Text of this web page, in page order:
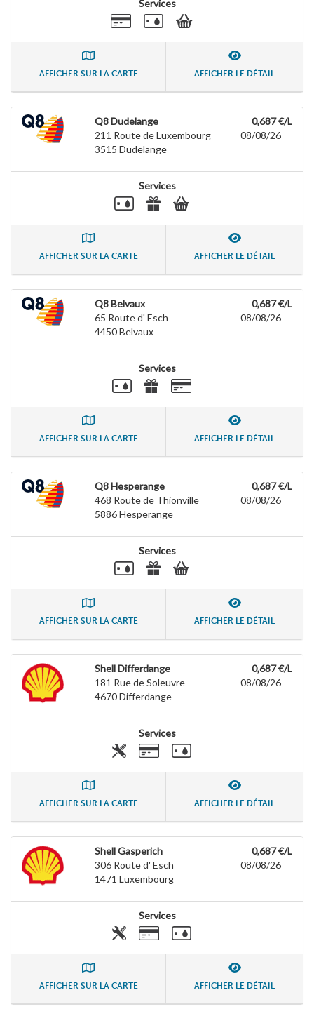
Services
AFFICHER SUR LA CARTE AFFICHER LE DÉTAIL
Q8 Dudelange
211 Route de Luxembourg
3515 Dudelange
0,687 €/L
08/08/26
Services
AFFICHER SUR LA CARTE AFFICHER LE DÉTAIL
Q8 Belvaux
65 Route d' Esch
4450Belvaux
0,687 €/L
08/08/26
Services
AFFICHER SUR LA CARTE AFFICHER LE DÉTAIL
Q8 Hesperange
468 Route de Thionville
5886Hesperange
0,687 €/L
08/08/26
Services
AFFICHER SUR LA CARTE AFFICHER LE DÉTAIL
Shell Differdange
181 Rue de Soleuvre
4670Differdange
0,687 €/L
08/08/26
Services
AFFICHER SUR LA CARTE AFFICHER LE DÉTAIL
Shell Gasperich
306 Route d' Esch
1471 Luxembourg
0,687 €/L
08/08/26
Services
AFFICHER SUR LA CARTE AFFICHER LE DÉTAIL